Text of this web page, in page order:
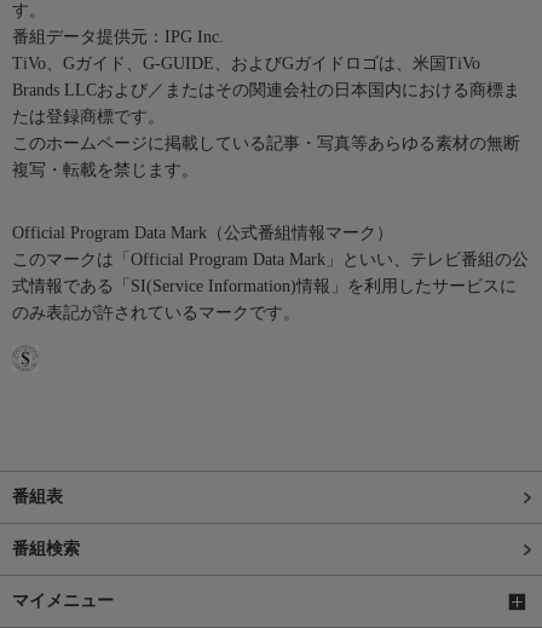
す。
番組データ提供元：IPG Inc.
TiVo、Gガイド、G-GUIDE、およびGガイドロゴは、米国TiVo
Brands LLCおよび／またはその関連会社の日本国内における商標ま
たは登録商標です。
このホームページに掲載している記事・写真等あらゆる素材の無断
複写・転載を禁じます。
Official Program Data Mark（公式番組情報マーク）
このマークは「Official Program Data Mark」といい、テレビ番組の公
式情報である「SI(Service Information)情報」を利用したサービスに
のみ表記が許されているマークです。
番組表
番組検索
マイメニュー